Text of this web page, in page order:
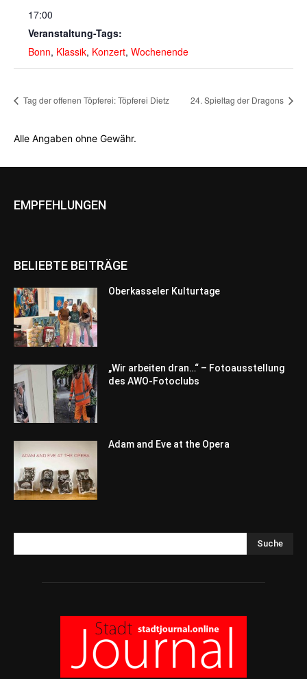
17:00
Veranstaltung-Tags:
Bonn, Klassik, Konzert, Wochenende
Tag der offenen Töpferei: Töpferei Dietz 24. Spieltag der Dragons
Alle Angaben ohne Gewähr.
EMPFEHLUNGEN
BELIEBTE BEITRÄGE
Oberkasseler Kulturtage
„Wir arbeiten dran…“ – Fotoausstellung
des AWO-Fotoclubs
Adam and Eve at the Opera
Suche